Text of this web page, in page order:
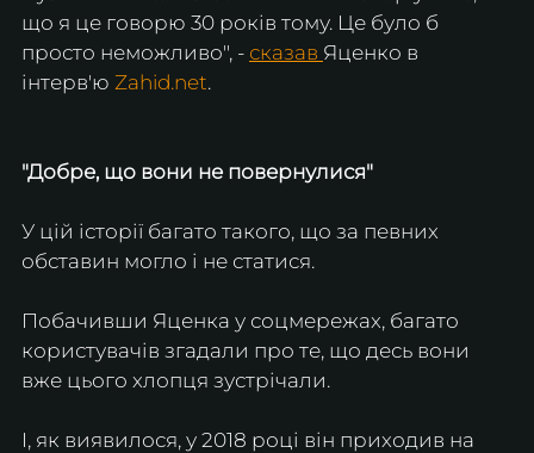
що я це говорю 30 років тому. Це було б
просто неможливо", - сказав Яценко в
інтерв'ю Zahid.net.
"Добре, що вони не повернулися"
У цій історії багато такого, що за певних
обставин могло і не статися.
Побачивши Яценка у соцмережах, багато
користувачів згадали про те, що десь вони
вже цього хлопця зустрічали.
І, як виявилося, у 2018 році він приходив на